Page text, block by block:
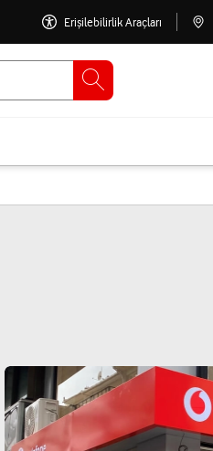
Erişilebilirlik Araçları